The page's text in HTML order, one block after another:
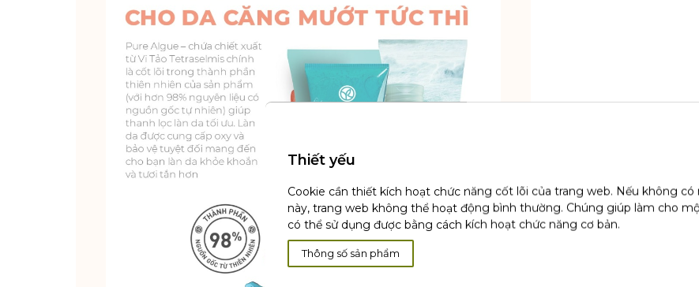
Thiết yếu
Cookie cần thiết kích hoạt chức năng cốt lõi của trang web. Nếu không có
này, trang web không thể hoạt động bình thường. Chúng giúp làm cho
có thể sử dụng được bằng cách kích hoạt chức năng cơ bản.
Thông số sản phẩm